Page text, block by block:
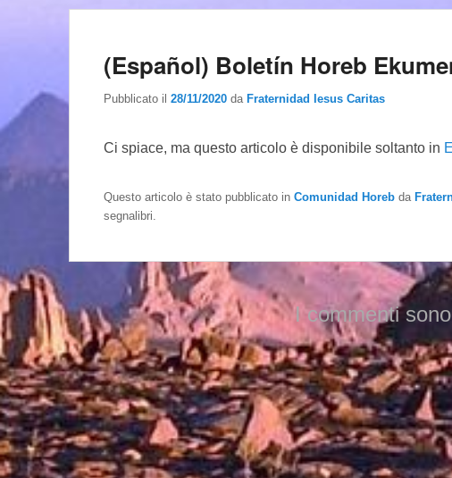
(Español) Boletín Horeb
Pubblicato il 28/11/2020 da Fraternidad Iesus Caritas
Ci spiace, ma questo articolo è disponibile soltanto in
Questo articolo è stato pubblicato in Comunidad Horeb da
segnalibri.
I commenti